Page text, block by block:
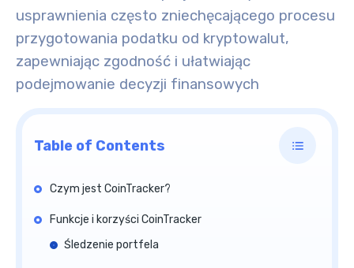
usprawnienia często zniechęcającego procesu
przygotowania podatku od kryptowalut,
zapewniając zgodność i ułatwiając
podejmowanie decyzji finansowych
Table of Contents
Czym jest CoinTracker?
Funkcje i korzyści CoinTracker
Śledzenie portfela